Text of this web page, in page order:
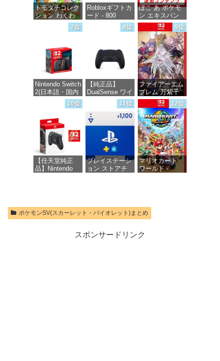
トモダチコレク
ション わくわ
く生活 -Switch
Robloxギフトカ
ード - 800
Robux 【限定バ
ーチャルアイテ
ームコード】
ロブロックス |
オンラインコー
ド版
価格：¥1,300
ぽこ あ ポケモ
ン エキスパン
ションパス|オン
ラインコード版
価格：¥4,400
7位
Nintendo Switch
2(日本語・国内
8位
【純正品】
DualSense ワイ
ヤレスコントロ
ーラー ミッド
ナイト ブラッ
ク(CFI-
ZCT2J01)
価格：¥10,737
9位
ファイアーエム
ブレム 万紫千
紅 -Switch2
価格：¥8,979
10位
【任天堂純正
品】Nintendo
Nintendo Switch
2 ロゴデザイン
11位
プレイステーシ
ョン ストアチ
価格：¥1,100
12位
マリオカート
ワールド -
ポケモンSV(スカーレット・バイオレット)まとめ
スポンサードリンク